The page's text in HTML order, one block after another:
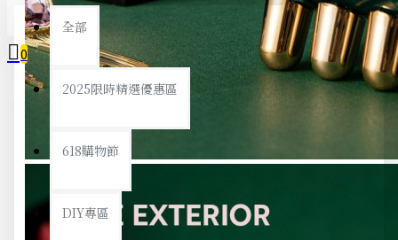
全部
2025限時精選優惠區
618購物節
DIY專區
0
您的購物車內沒有商品！